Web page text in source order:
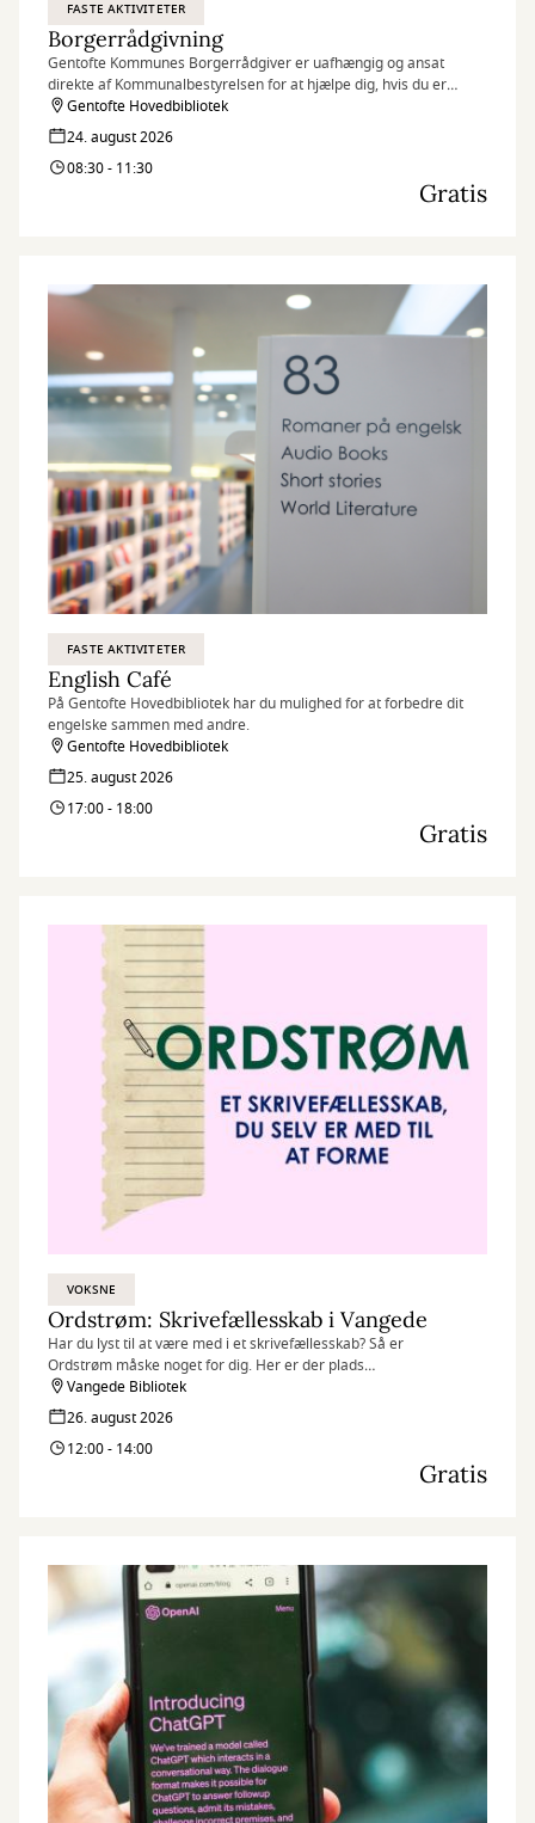
FASTE AKTIVITETER
Borgerrådgivning
Gentofte Kommunes Borgerrådgiver er uafhængig og ansat
direkte af Kommunalbestyrelsen for at hjælpe dig, hvis du er
utilfreds med kommunens behandling af dig eller din sag.
Gentofte Hovedbibliotek
24. august 2026
08:30 - 11:30
Gratis
FASTE AKTIVITETER
English Café
På Gentofte Hovedbibliotek har du mulighed for at forbedre dit
engelske sammen med andre.
Gentofte Hovedbibliotek
25. august 2026
17:00 - 18:00
Gratis
VOKSNE
Ordstrøm: Skrivefællesskab i Vangede
Har du lyst til at være med i et skrivefællesskab? Så er
Ordstrøm måske noget for dig. Her er der plads
til både nybegyndere og dig med skuffen fuld af tekster.
Vangede Bibliotek
26. august 2026
12:00 - 14:00
Gratis